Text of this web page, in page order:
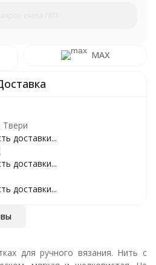
MAX
Твери
доставки...
доставки...
доставки...
для ручного вязания. Нить с